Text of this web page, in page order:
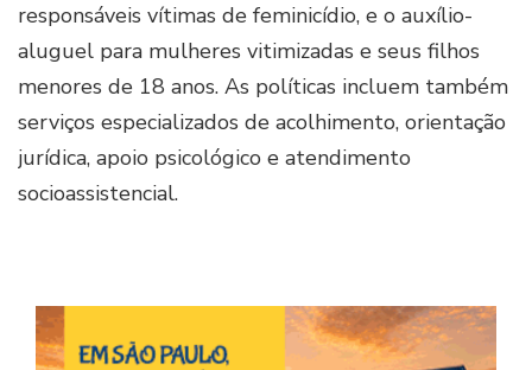
responsáveis vítimas de feminicídio, e o auxílio-
aluguel para mulheres vitimizadas e seus filhos
menores de 18 anos. As políticas incluem também
serviços especializados de acolhimento, orientação
jurídica, apoio psicológico e atendimento
socioassistencial.